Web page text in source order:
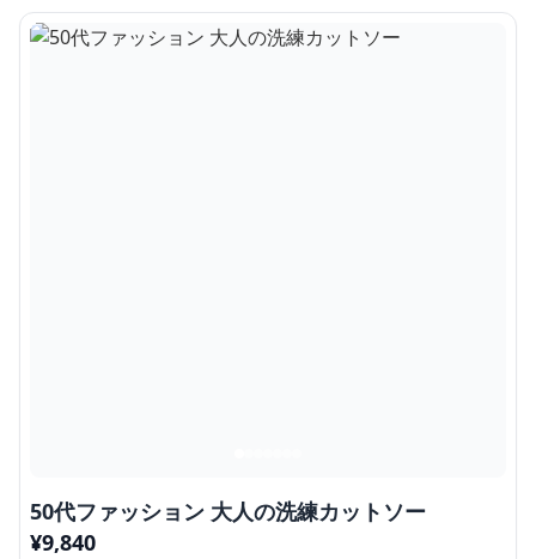
50代ファッション 大人の洗練カットソー
¥9,840